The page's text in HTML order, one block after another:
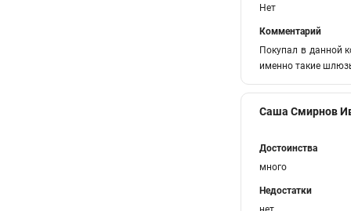
Нет
Комментарий
Покупал в данной
именно такие
Саша Смирнов
Достоинства
много
Недостатки